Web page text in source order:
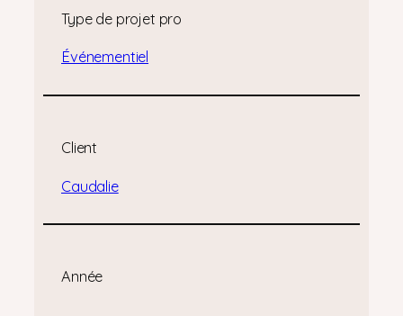
Type de projet pro
Événementiel
Client
Caudalie
Année